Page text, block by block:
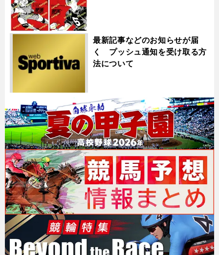
最新記事などのお知らせが届
く プッシュ通知を受け取る方
法について